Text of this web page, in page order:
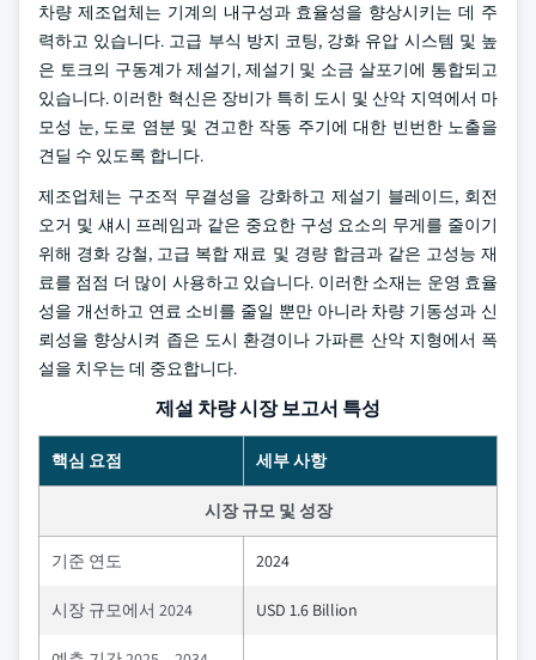
차량 제조업체는 기계의 내구성과 효율성을 향상시키는 데 주
력하고 있습니다. 고급 부식 방지 코팅, 강화 유압 시스템 및 높
은 토크의 구동계가 제설기, 제설기 및 소금 살포기에 통합되고
있습니다. 이러한 혁신은 장비가 특히 도시 및 산악 지역에서 마
모성 눈, 도로 염분 및 견고한 작동 주기에 대한 빈번한 노출을
견딜 수 있도록 합니다.
제조업체는 구조적 무결성을 강화하고 제설기 블레이드, 회전
오거 및 섀시 프레임과 같은 중요한 구성 요소의 무게를 줄이기
위해 경화 강철, 고급 복합 재료 및 경량 합금과 같은 고성능 재
료를 점점 더 많이 사용하고 있습니다. 이러한 소재는 운영 효율
성을 개선하고 연료 소비를 줄일 뿐만 아니라 차량 기동성과 신
뢰성을 향상시켜 좁은 도시 환경이나 가파른 산악 지형에서 폭
설을 치우는 데 중요합니다.
제설 차량 시장 보고서 특성
핵심 요점 세부 사항
시장 규모 및 성장
기준 연도 2024
시장 규모에서 2024 USD 1.6 Billion